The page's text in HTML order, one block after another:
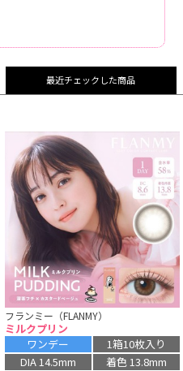
最近チェックした商品
フランミー（FLANMY）
ミルクプリン
ワンデー
1箱10枚入り
DIA 14.5mm
着色 13.8mm